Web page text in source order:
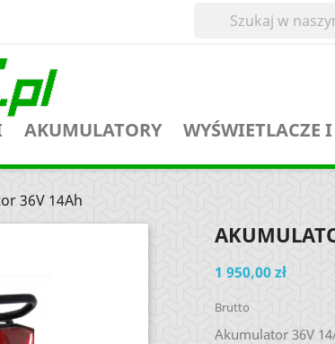
AKUMULATORY WYŚWIETLACZE
36V 14Ah
1 950,00 zł
Brutto
Akumulator 36V